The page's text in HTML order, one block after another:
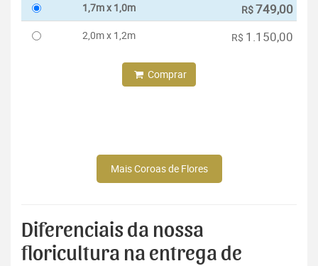
1,7m x 1,0m R$749,00
2,0m x 1,2m R$ 1.150,00
Comprar
Mais Coroas de Flores
Diferenciais da nossa
floricultura na entrega de